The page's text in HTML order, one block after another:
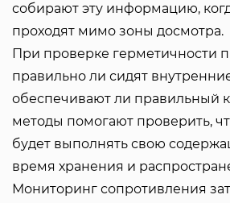
собирают эту информацию,
проходят мимо зоны досмотра.
При проверке герметичности
правильно ли сидят
обеспечивают ли правильный
методы помогают проверить,
будет выполнять свою
время хранения и
Мониторинг сопротивления